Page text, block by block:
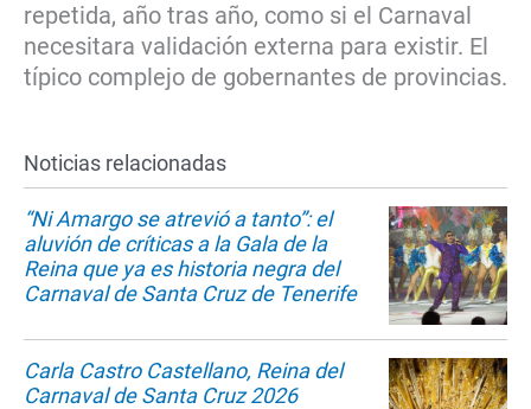
repetida, año tras año, como si el Carnaval
necesitara validación externa para existir. El
típico complejo de gobernantes de provincias.
Noticias relacionadas
“Ni Amargo se atrevió a tanto”: el
aluvión de críticas a la Gala de la
Reina que ya es historia negra del
Carnaval de Santa Cruz de Tenerife
Carla Castro Castellano, Reina del
Carnaval de Santa Cruz 2026